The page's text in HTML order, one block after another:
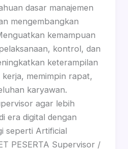
dasar manajemen
mengembangkan
kemampuan
kontrol, dan
keterampilan
kerja, memimpin rapat,
karyawan.
agar lebih
era digital dengan
seperti Artificial
PESERTA Supervisor /